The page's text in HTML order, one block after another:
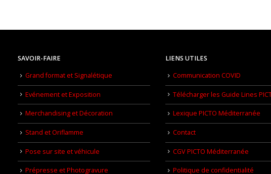
SAVOIR-FAIRE
Grand format et Signalétique
Evénement et Exposition
Merchandising et Décoration
Stand et Oriflamme
Pose sur site et véhicule
Prépresse et Photogravure
LIENS UTILES
Communication COVID
Télécharger les Guide Lines
Lexique PICTO Méditerranée
Contact
CGV PICTO Méditerranée
Politique de confidentialité